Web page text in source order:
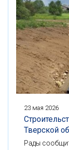
23 мая 2026
Тверской
Рады